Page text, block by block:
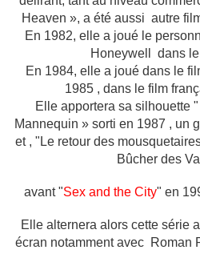
Heaven », a été aussi autre
En 1982, elle a joué le
Honeywell dans
En 1984, elle a joué dans le
1985 , dans le film
Elle apportera sa silhouette
Mannequin » sorti en 1987 , un
et , "Le retour des
Bûcher des
avant "Sex and the City" en
Elle alternera alors cette série
écran notamment avec Roman